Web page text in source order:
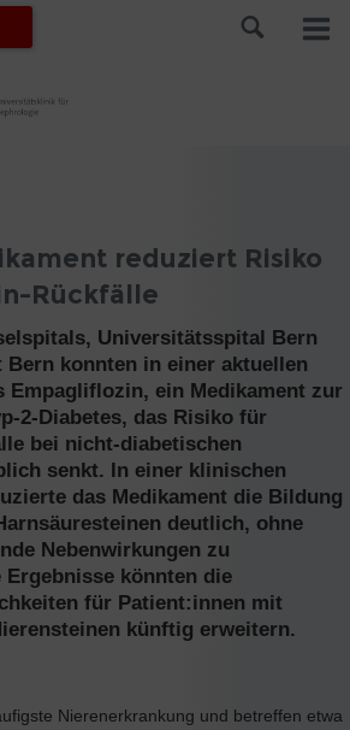
reduziert Risiko
Rückfälle
Universitätsspital Bern
konnten in einer aktuellen
Empagliflozin, ein Medikament zur
2-Diabetes, das Risiko für
bei nicht-diabetischen
senkt. In einer klinischen
das Medikament die Bildung
deutlich, ohne
Nebenwirkungen zu
Ergebnisse könnten die
für Patient:innen mit
künftig erweitern.
Nierenerkrankung und betreffen etwa